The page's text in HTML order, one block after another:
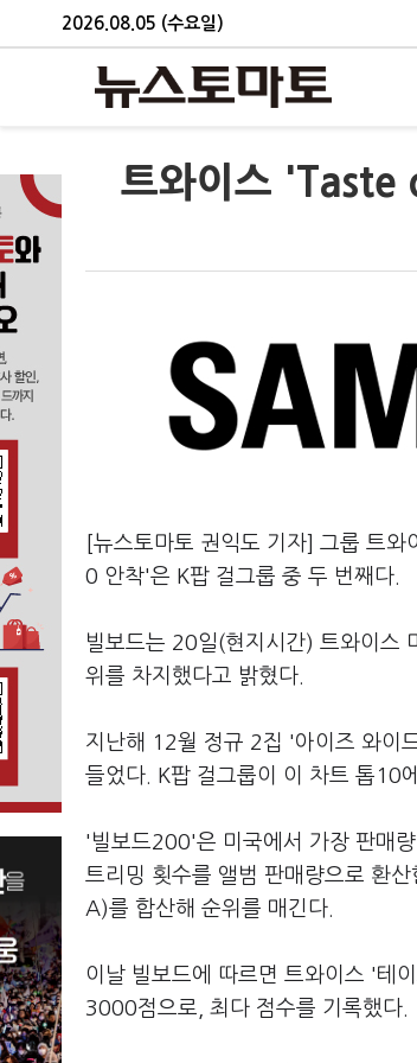
2026.08.05 (수요일)
트와이스 'Taste
[뉴스토마토 권익도 기자] 그룹 트
0 안착'은 K팝 걸그룹 중 두 번째다.
빌보드는 20일(현지시간) 트와이
위를 차지했다고 밝혔다.
지난해 12월 정규 2집 '아이즈 와이
들었다. K팝 걸그룹이 이 차트 톱10
'빌보드200'은 미국에서 가장 판매
트리밍 횟수를 앨범 판매량으로 환
A)를 합산해 순위를 매긴다.
이날 빌보드에 따르면 트와이스 '테
3000점으로, 최다 점수를 기록했다.